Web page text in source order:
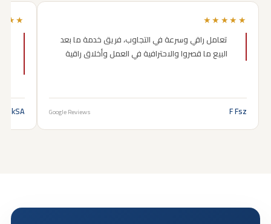
★★★★★
تعامل راقي وسرعة في التجاوب، فريق خدمة ما بعد
البيع ما قصروا والاحترافية في العمل وأخلاق راقية
F Fsz
Google Reviews
kSA